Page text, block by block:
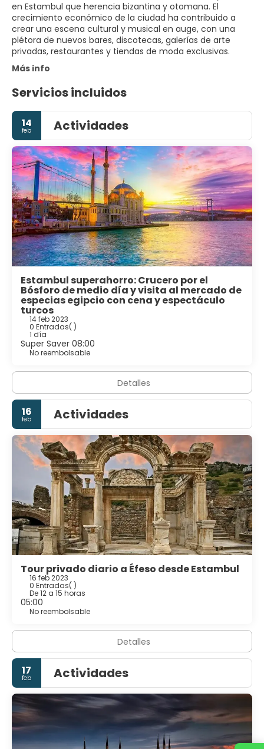
en Estambul que herencia bizantina y otomana. El
crecimiento económico de la ciudad ha contribuido a
crear una escena cultural y musical en auge, con una
plétora de nuevos bares, discotecas, galerías de arte
privadas, restaurantes y tiendas de moda exclusivas.
Más info
Servicios incluidos
14
feb Actividades
Estambul superahorro: Crucero por el
Bósforo de medio día y visita al mercado de
especias egipcio con cena y espectáculo
turcos
14 feb 2023
0 Entradas( )
1 día
Super Saver 08:00
No reembolsable
Detalles
16
feb Actividades
Tour privado diario a Éfeso desde Estambul
16 feb 2023
0 Entradas( )
De 12 a 15 horas
05:00
No reembolsable
Detalles
17
feb Actividades